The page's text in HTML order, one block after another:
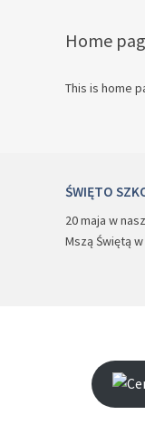
Home
This is home
ŚWIĘTO
20 maja w
Mszą Świętą